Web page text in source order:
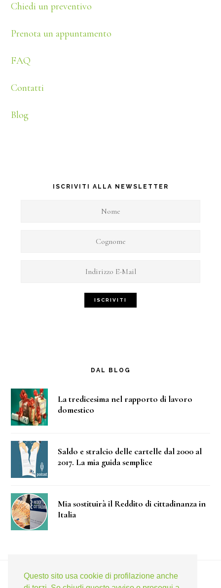
Questo sito usa cookie di profilazione anche
Chiedi un preventivo
Prenota un appuntamento
FAQ
Contatti
Blog
ISCRIVITI ALLA NEWSLETTER
DAL BLOG
La tredicesima nel rapporto di lavoro
domestico
Saldo e stralcio delle cartelle dal 2000 al
2017. La mia guida semplice
Mia sostituirà il Reddito di cittadinanza in
Italia